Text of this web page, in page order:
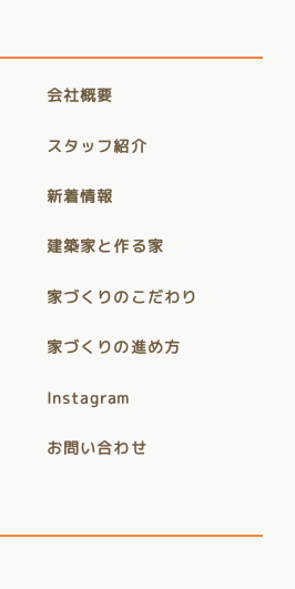
会社概要
スタッフ紹介
新着情報
建築家と作る家
家づくりのこだわり
家づくりの進め方
Instagram
お問い合わせ